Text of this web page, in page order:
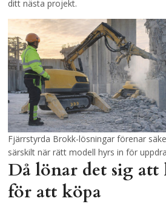
ditt nästa projekt.
Fjärrstyrda Brokk-lösningar förenar
särskilt när rätt modell hyrs in för
Då lönar det sig att
för att köpa